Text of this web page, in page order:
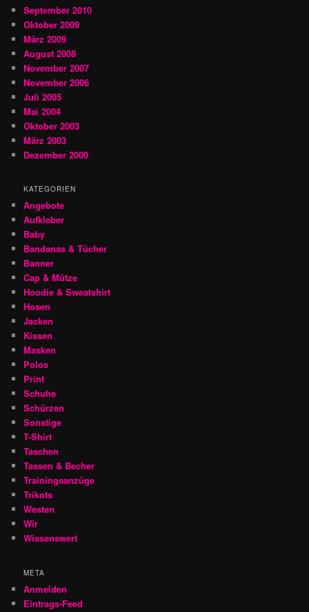
September 2010
Oktober 2009
März 2009
August 2008
November 2007
November 2006
Juli 2005
Mai 2004
Oktober 2003
März 2003
Dezember 2000
KATEGORIEN
Angebote
Aufkleber
Baby
Bandanas & Tücher
Banner
Cap & Mütze
Hoodie & Sweatshirt
Hosen
Jacken
Kissen
Masken
Polos
Print
Schuhe
Schürzen
Sonstige
T-Shirt
Taschen
Tassen & Becher
Trainingsanzüge
Trikots
Westen
Wir
Wissenswert
META
Anmelden
Eintrags-Feed